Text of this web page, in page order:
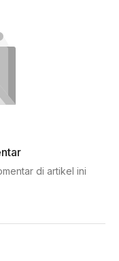
di artikel ini